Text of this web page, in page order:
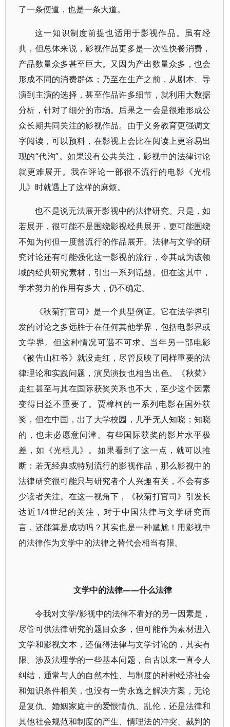
了一条便道，也是一条大道。
这一知识制度前提也适用于影视作品。虽有经
典，但总体来说，影视作品更多是一次性快餐消费，
产品数量众多甚至巨大。又因为产出数量众多，也会
形成不同的消费群体；乃至在生产之前，从剧本、导
演到主演的选择，甚至作品许多细节，就利用大数据
分析，针对了细分的市场。后果之一会是很难形成公
众长期共同关注的影视作品。由于义务教育更强调文
字阅读，可以预料，在影视上会比在阅读上更容易出
现的“代沟”。如果没有公共关注，影视中的法律讨论
就更难展开。我在评论一部很不流行的电影《光棍
儿》时就遇上了这样的麻烦。
也不是说无法展开影视中的法律研究。只是，如
若展开，很可能不是围绕影视经典展开，更可能围绕
不知为何但一度曾流行的作品展开。法律与文学的研
究讨论还有可能强化这一影视的流行，令其成为该领
域的经典研究素材，引出一系列话题。但在这其中，
学术努力的作用有多大，仍不确定。
《秋菊打官司》是一个典型例证。它在法学界引
发的讨论之多远胜于在任何其他学界，包括电影界或
文学界。但这种情况可遇不可求。当年另一部电影
《被告山杠爷》就没走红，尽管反映了同样重要的法
律理论和实践问题，演员演技也相当出色。《秋菊》
走红甚至与其在国际获奖关系也不大，至少这个因素
变得日益不重要了。贾樟柯的一系列电影在国外获
奖，但在中国，出了大学校园，几乎无人知晓；知晓
的，也未必愿意问津。有些国际获奖的影片水平极
差，如《光棍儿》。如果看到了这一点，就可以推
断：若无经典或特别流行的影视作品，那么影视中的
法律研究很可能只与研究者个人兴趣有关，不会有多
少读者关注。在这一视角下，《秋菊打官司》引发长
达近1/4世纪的关注，对于中国法律与文学研究而
言，还能算是成功吗？其实也是一种尴尬！用影视中
的法律作为文学中的法律之替代会相当有限。
文学中的法律——什么法律
令我对文学/影视中的法律不看好的另一因素是，
尽管可供法律研究的题目众多，但可能作为素材进入
文学和影视文本，还值得法律与文学讨论的，其实有
限。涉及法理学的一些基本问题，自古以来一直令人
纠结，通常与人的自然本性、与制度的种种经济社会
和知识条件相关，也没有一劳永逸之解决方案，无论
是复仇、婚姻家庭中的爱恨情仇、乱伦，还是法律和
其他社会规范和制度的产生、情理法的冲突、裁判的